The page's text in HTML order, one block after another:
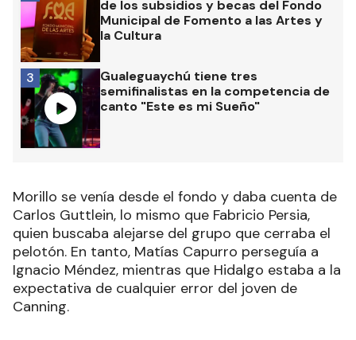
de los subsidios y becas del Fondo
Municipal de Fomento a las Artes y
la Cultura
Gualeguaychú tiene tres
semifinalistas en la competencia de
canto "Este es mi Sueño"
3
Morillo se venía desde el fondo y daba cuenta de
Carlos Guttlein, lo mismo que Fabricio Persia,
quien buscaba alejarse del grupo que cerraba el
pelotón. En tanto, Matías Capurro perseguía a
Ignacio Méndez, mientras que Hidalgo estaba a la
expectativa de cualquier error del joven de
Canning.